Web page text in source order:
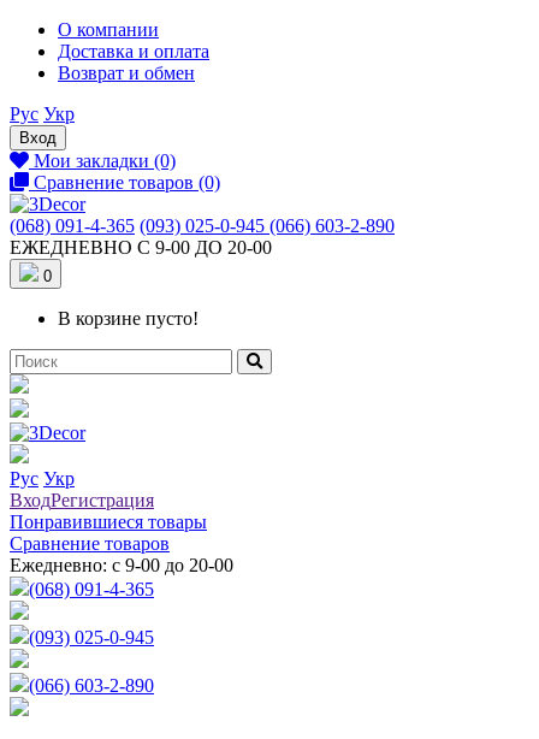
О компании
Доставка и оплата
Возврат и обмен
Рус Укр
Вход
Мои закладки (0)
Сравнение товаров (0)
(068) 091-4-365 (093) 025-0-945 (066) 603-2-890
ЕЖЕДНЕВНО С 9-00 ДО 20-00
0
В корзине пусто!
Рус Укр
ВходРегистрация
Понравившиеся товары
Сравнение товаров
Ежедневно: с 9-00 до 20-00
(068) 091-4-365
(093) 025-0-945
(066) 603-2-890